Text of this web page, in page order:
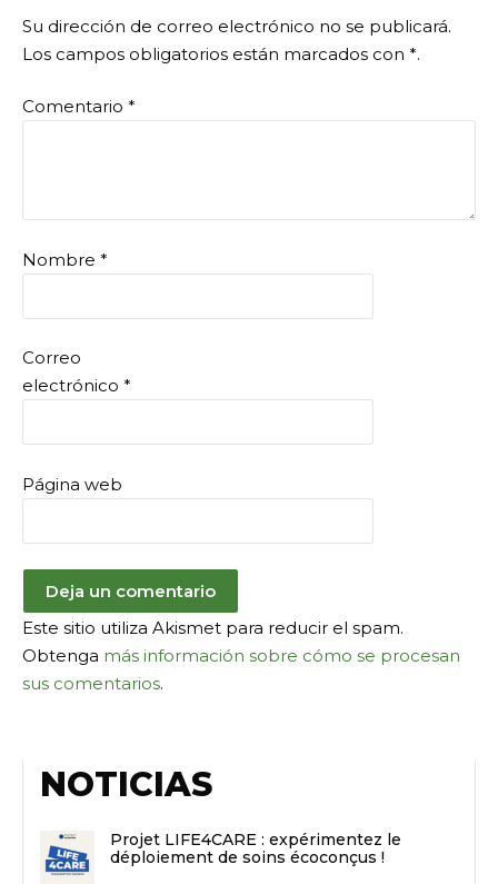
Su dirección de correo electrónico no se publicará.
Los campos obligatorios están marcados con *.
Comentario *
Nombre *
Correo
electrónico *
Página web
Este sitio utiliza Akismet para reducir el spam.
Obtenga más información sobre cómo se procesan
sus comentarios.
NOTICIAS
Projet LIFE4CARE : expérimentez le
déploiement de soins écoconçus !